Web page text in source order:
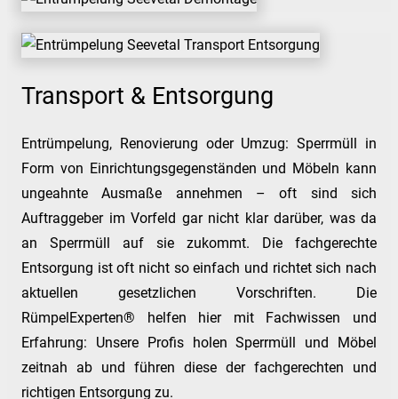
Transport & Entsorgung
Entrümpelung, Renovierung oder Umzug: Sperrmüll in
Form von Einrichtungsgegenständen und Möbeln kann
ungeahnte Ausmaße annehmen – oft sind sich
Auftraggeber im Vorfeld gar nicht klar darüber, was da
an Sperrmüll auf sie zukommt. Die fachgerechte
Entsorgung ist oft nicht so einfach und richtet sich nach
aktuellen gesetzlichen Vorschriften. Die
RümpelExperten® helfen hier mit Fachwissen und
Erfahrung: Unsere Profis holen Sperrmüll und Möbel
zeitnah ab und führen diese der fachgerechten und
richtigen Entsorgung zu.